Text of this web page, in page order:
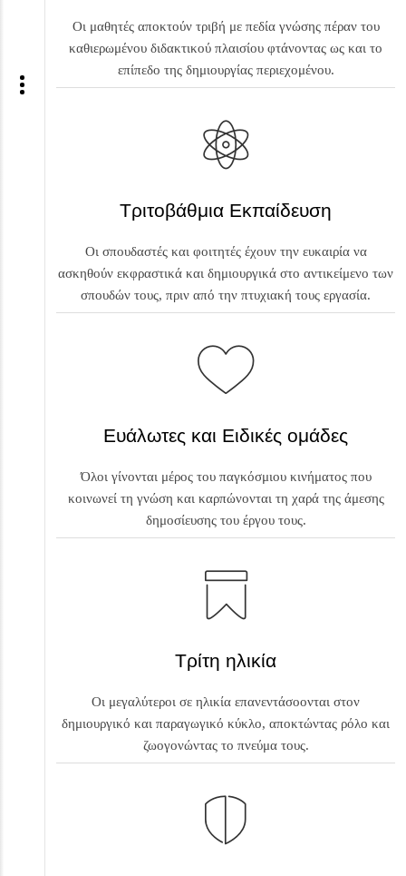
Οι μαθητές αποκτούν τριβή με πεδία γνώσης πέραν του
καθιερωμένου διδακτικού πλαισίου φτάνοντας ως και το
επίπεδο της δημιουργίας περιεχομένου.
Τριτοβάθμια Εκπαίδευση
Οι σπουδαστές και φοιτητές έχουν την ευκαιρία να
ασκηθούν εκφραστικά και δημιουργικά στο αντικείμενο των
σπουδών τους, πριν από την πτυχιακή τους εργασία.
Ευάλωτες και Ειδικές ομάδες
Όλοι γίνονται μέρος του παγκόσμιου κινήματος που
κοινωνεί τη γνώση και καρπώνονται τη χαρά της άμεσης
δημοσίευσης του έργου τους.
Τρίτη ηλικία
Οι μεγαλύτεροι σε ηλικία επανεντάσοονται στον
δημιουργικό και παραγωγικό κύκλο, αποκτώντας ρόλο και
ζωογονώντας το πνεύμα τους.